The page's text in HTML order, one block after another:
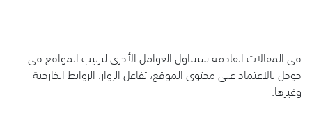
في المقالات القادمة سنتناول العوامل الأخرى لترتيب المواقع في
جوجل بالاعتماد على محتوى الموقع، تفاعل الزوار، الروابط الخارجية
وغيرها.